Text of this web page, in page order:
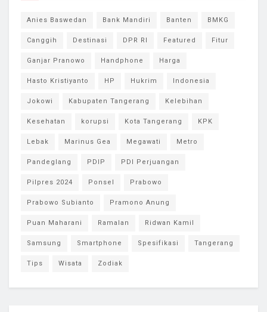
Anies Baswedan Bank Mandiri Banten BMKG
Canggih Destinasi DPR RI Featured Fitur
Ganjar Pranowo Handphone Harga
Hasto Kristiyanto HP Hukrim Indonesia
Jokowi Kabupaten Tangerang Kelebihan
Kesehatan korupsi Kota Tangerang KPK
Lebak Marinus Gea Megawati Metro
Pandeglang PDIP PDI Perjuangan
Pilpres 2024 Ponsel Prabowo
Prabowo Subianto Pramono Anung
Puan Maharani Ramalan Ridwan Kamil
Samsung Smartphone Spesifikasi Tangerang
Tips Wisata Zodiak